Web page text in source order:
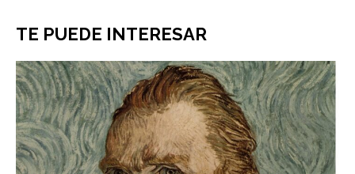
TE PUEDE INTERESAR